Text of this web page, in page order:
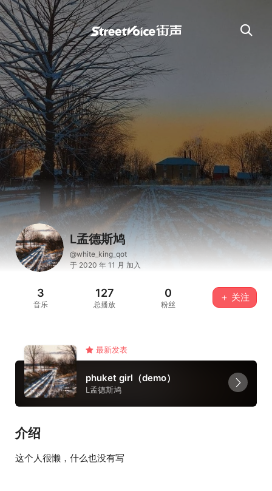
L孟德斯鸠
@white_king_qot
于 2020 年 11 月 加入
3
音乐
127
总播放
0
粉丝
＋ 关注
最新发表
phuket girl（demo）
L孟德斯鸠
介绍
这个人很懒，什么也没有写